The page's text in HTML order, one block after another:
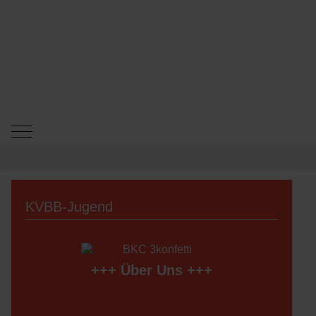
Mobile Menu Toggle
KVBB-Jugend
+++ Über Uns +++